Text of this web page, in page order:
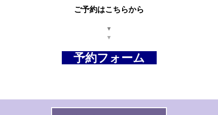
ご予約はこちらから
▼
▼
予約フォーム